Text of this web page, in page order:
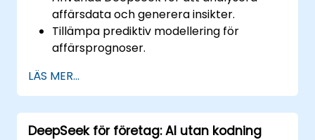
affärsdata och generera insikter.
Tillämpa prediktiv modellering för
affärsprognoser.
affärsintelligensflöden.
Förbättra beslutsfattandet med AI-
drivna analyser.
LÄS MER...
DeepSeek för företag: AI utan kodning